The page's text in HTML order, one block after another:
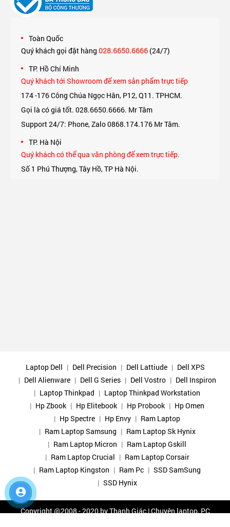
Toàn Quốc
Quý khách gọi đặt hàng 028.6650.6666(24/7)
TP. Hồ Chí Minh
Quý khách tới Showroom để xem sản phẩm trực tiếp
174 -176 Công Chúa Ngọc Hân, P12, Q11. TPHCM.
Gọi là có giá tốt. 028.6650.6666. Mr Tâm
Support 24/7: Phone, Zalo 0868.174.176 Mr Tâm.
TP. Hà Nội
Quý khách có thể qua văn phòng để xem trực tiếp.
Số 1 Phú Thượng, Tây Hồ, TP Hà Nội.
Laptop Dell Dell Precision Dell Lattiude
Dell XPS
Dell Alienware
Dell G Series Dell Vostro
Dell Inspiron
Laptop Thinkpad
Laptop Thinkpad Workstation
Hp Zbook
Hp Elitebook Hp Probook
Hp Omen
Hp Spectre
Hp Envy
Ram Laptop
Ram Laptop Samsung
Ram Laptop Sk Hynix
Ram Laptop Micron
Ram Laptop Gskill
Ram Laptop Crucial
Ram Laptop Corsair
Ram Laptop Kingston
Ram Pc
SSD SamSung
SSD Hynix
Copyright @2008 - 2020 byThanh Giác | Chuyên laptop, PC